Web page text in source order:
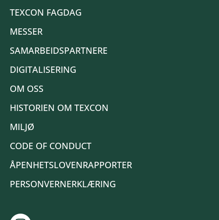
TEXCON FAGDAG
MESSER
SAMARBEIDSPARTNERE
DIGITALISERING
OM OSS
HISTORIEN OM TEXCON
MILJØ
CODE OF CONDUCT
ÅPENHETSLOVENRAPPORTER
PERSONVERNERKLÆRING